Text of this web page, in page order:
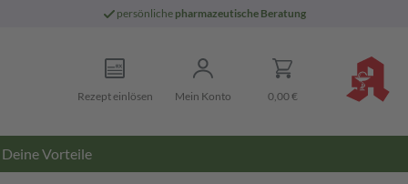
persönliche pharmazeutische Beratung
Rezept einlösen Mein Konto 0,00 €
Deine Vorteile